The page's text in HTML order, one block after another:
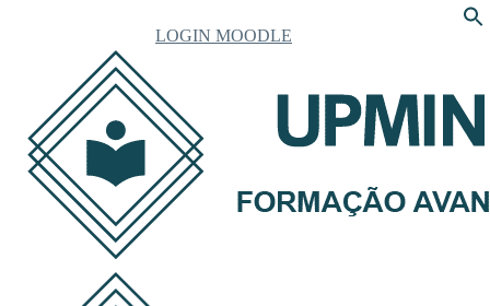
LOGIN MOODLE